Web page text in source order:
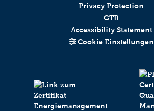
Privacy Protection
GTB
Accessibility Statement
Cookie Einstellungen